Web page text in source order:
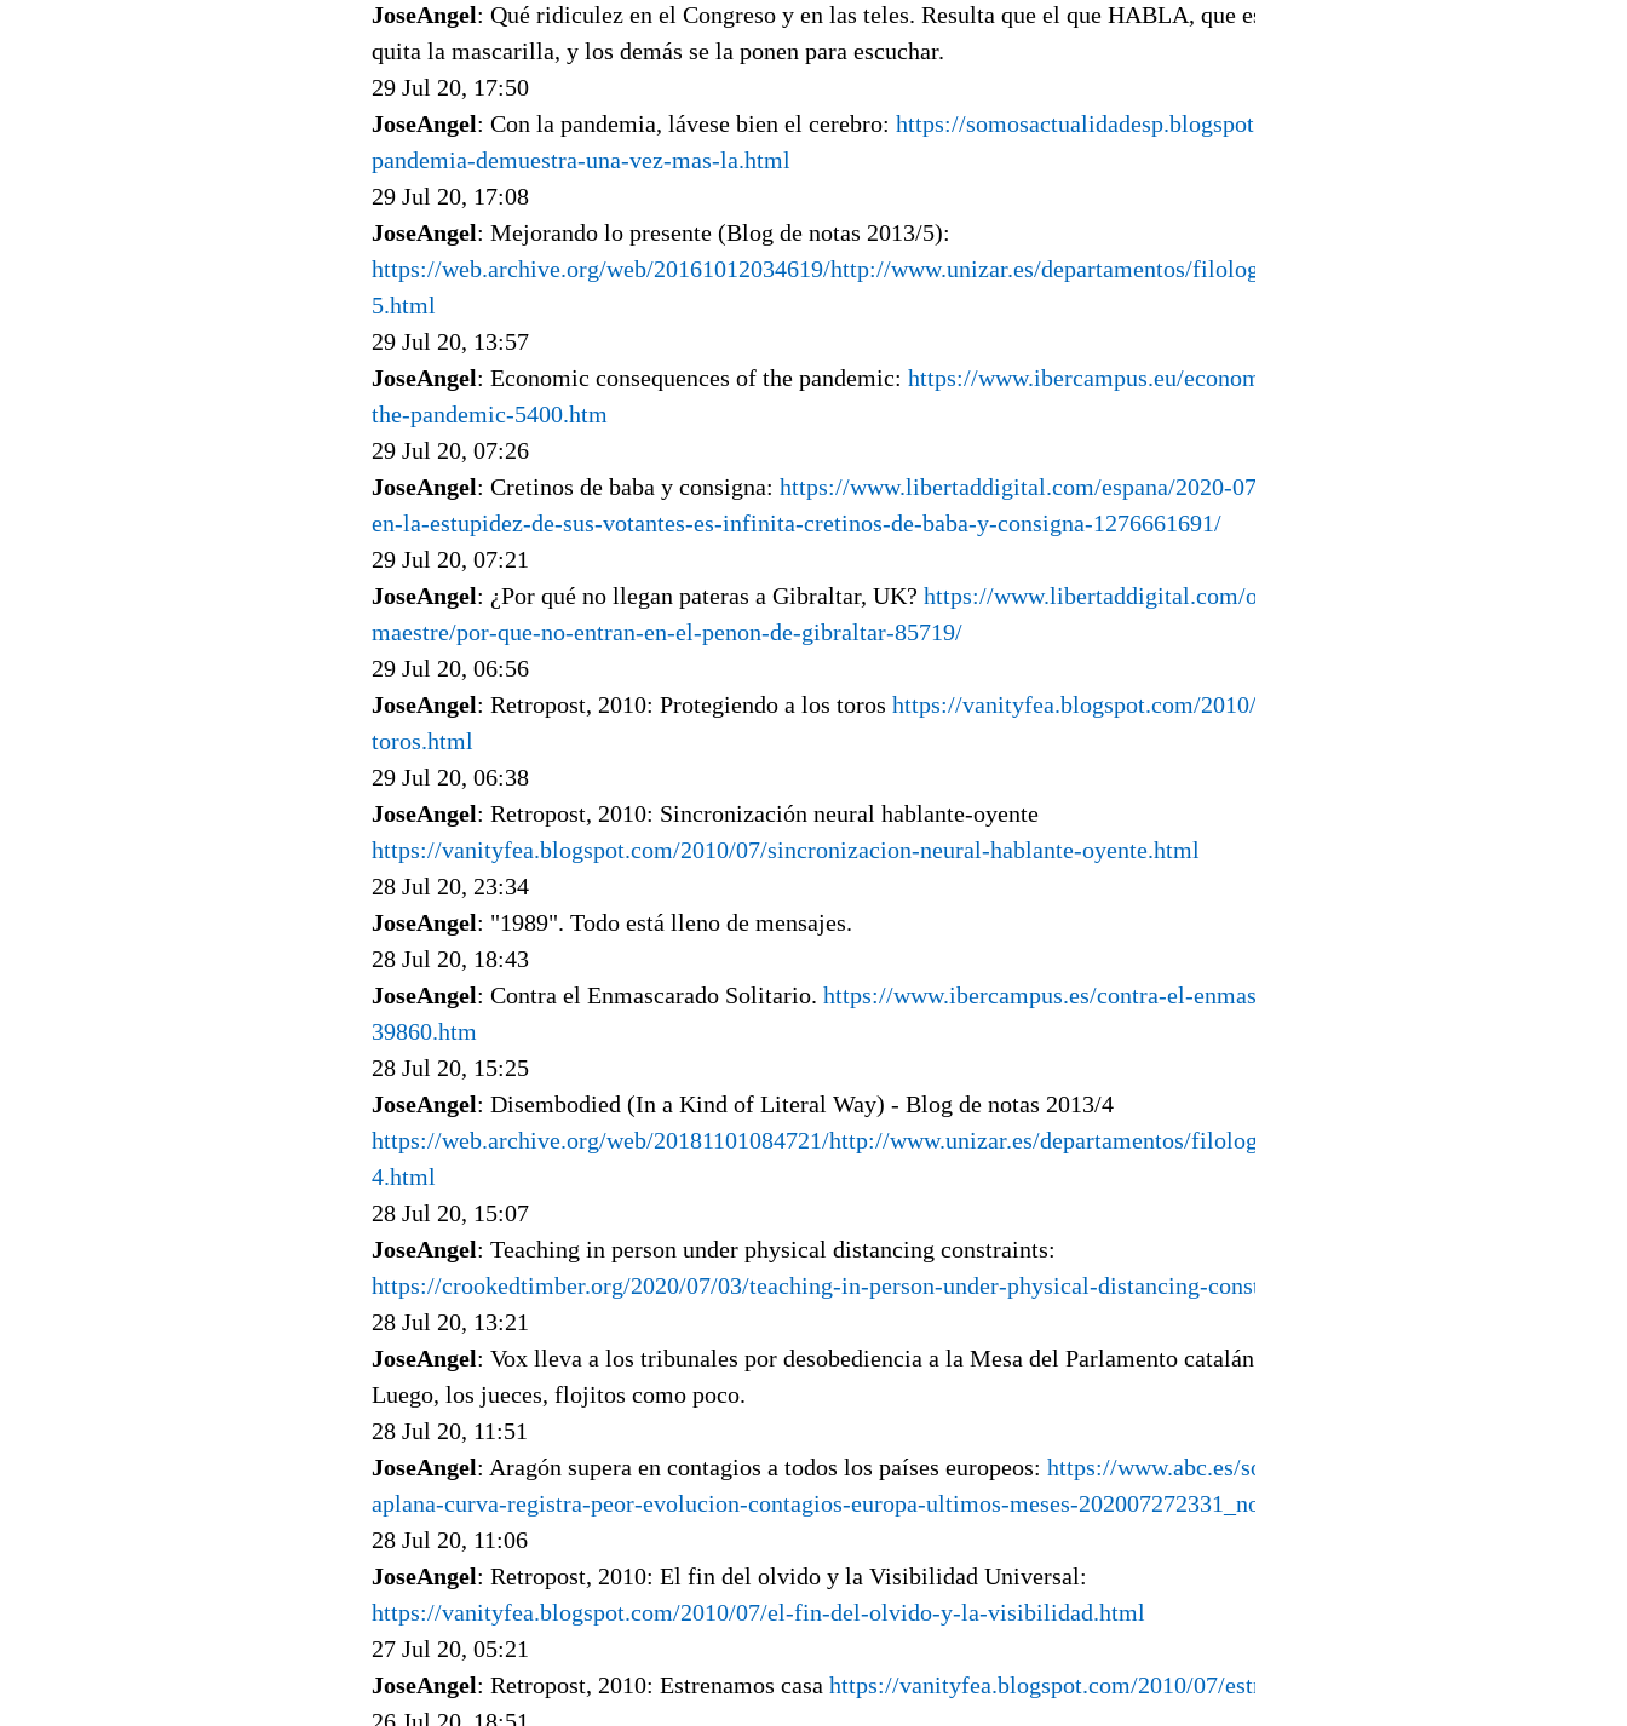
JoseAngel: Qué ridiculez en el Congreso y en las teles. Resulta que el que HABLA, que es el que más escupe, se
quita la mascarilla, y los demás se la ponen para escuchar.
29 Jul 20, 17:50
JoseAngel: Con la pandemia, lávese bien el cerebro: https://somosactualidadesp.blogspot.com/2020/07/la-
pandemia-demuestra-una-vez-mas-la.html
29 Jul 20, 17:08
JoseAngel: Mejorando lo presente (Blog de notas 2013/5):
https://web.archive.org/web/20161012034619/http://www.unizar.es/departamentos/filologia_inglesa/garciala/z13-
5.html
29 Jul 20, 13:57
JoseAngel: Economic consequences of the pandemic: https://www.ibercampus.eu/economic-consequences-of-
the-pandemic-5400.htm
29 Jul 20, 07:26
JoseAngel: Cretinos de baba y consigna: https://www.libertaddigital.com/espana/2020-07-28/la-fe-de-podemos-
en-la-estupidez-de-sus-votantes-es-infinita-cretinos-de-baba-y-consigna-1276661691/
29 Jul 20, 07:21
JoseAngel: ¿Por qué no llegan pateras a Gibraltar, UK? https://www.libertaddigital.com/opinion/agapito-
maestre/por-que-no-entran-en-el-penon-de-gibraltar-85719/
29 Jul 20, 06:56
JoseAngel: Retropost, 2010: Protegiendo a los toros https://vanityfea.blogspot.com/2010/07/protegiendo-los-
toros.html
29 Jul 20, 06:38
JoseAngel: Retropost, 2010: Sincronización neural hablante-oyente
https://vanityfea.blogspot.com/2010/07/sincronizacion-neural-hablante-oyente.html
28 Jul 20, 23:34
JoseAngel: "1989". Todo está lleno de mensajes.
28 Jul 20, 18:43
JoseAngel: Contra el Enmascarado Solitario. https://www.ibercampus.es/contra-el-enmascarado-solitario-
39860.htm
28 Jul 20, 15:25
JoseAngel: Disembodied (In a Kind of Literal Way) - Blog de notas 2013/4
https://web.archive.org/web/20181101084721/http://www.unizar.es/departamentos/filologia_inglesa/garciala/z13-
4.html
28 Jul 20, 15:07
JoseAngel: Teaching in person under physical distancing constraints:
https://crookedtimber.org/2020/07/03/teaching-in-person-under-physical-distancing-constraints/
28 Jul 20, 13:21
JoseAngel: Vox lleva a los tribunales por desobediencia a la Mesa del Parlamento catalán. Por ellos que no quede.
Luego, los jueces, flojitos como poco.
28 Jul 20, 11:51
JoseAngel: Aragón supera en contagios a todos los países europeos: https://www.abc.es/sociedad/abci-espana-no-
aplana-curva-registra-peor-evolucion-contagios-europa-ultimos-meses-202007272331_noticia.html
28 Jul 20, 11:06
JoseAngel: Retropost, 2010: El fin del olvido y la Visibilidad Universal:
https://vanityfea.blogspot.com/2010/07/el-fin-del-olvido-y-la-visibilidad.html
27 Jul 20, 05:21
JoseAngel: Retropost, 2010: Estrenamos casa https://vanityfea.blogspot.com/2010/07/estrenamos-casa.html